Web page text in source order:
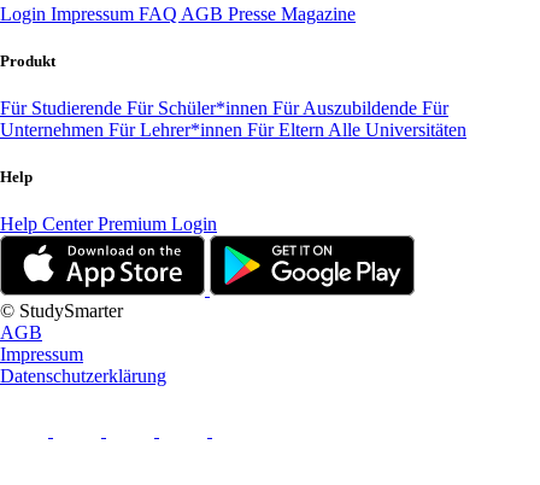
Login Impressum FAQ AGB Presse Magazine
Produkt
Für Studierende Für Schüler*innen Für Auszubildende Für
Unternehmen Für Lehrer*innen Für Eltern Alle Universitäten
Help
Help CenterPremium Login
© StudySmarter
AGB
Impressum
Datenschutzerklärung